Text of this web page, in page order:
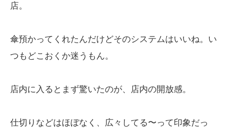
店。
傘預かってくれたんだけどそのシステムはいいね。い
つもどこおくか迷うもん。
店内に入るとまず驚いたのが、店内の開放感。
仕切りなどはほぼなく、広々してる〜って印象だっ